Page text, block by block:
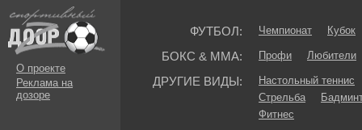
О проекте
Реклама на
дозоре
ФУТБОЛ: Чемпионат Кубок
БОКС & ММА: Профи Любители
ДРУГИЕ ВИДЫ:
Настольный теннис
Стрельба
Фитнес